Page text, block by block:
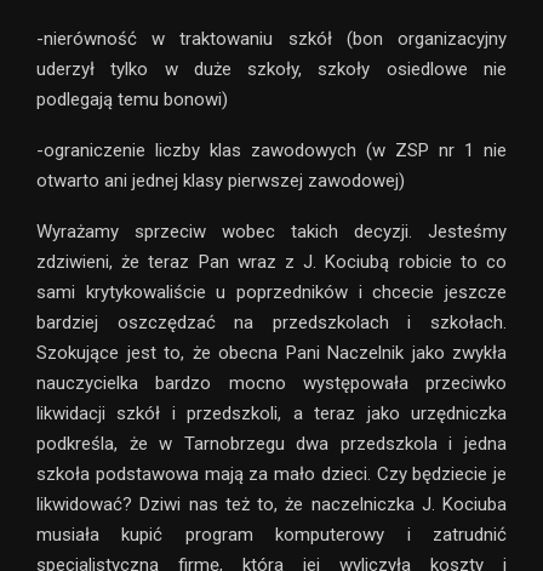
-nierówność w traktowaniu szkół (bon organizacyjny
uderzył tylko w duże szkoły, szkoły osiedlowe nie
podlegają temu bonowi)
-ograniczenie liczby klas zawodowych (w ZSP nr 1 nie
otwarto ani jednej klasy pierwszej zawodowej)
Wyrażamy sprzeciw wobec takich decyzji. Jesteśmy
zdziwieni, że teraz Pan wraz z J. Kociubą robicie to co
sami krytykowaliście u poprzedników i chcecie jeszcze
bardziej oszczędzać na przedszkolach i szkołach.
Szokujące jest to, że obecna Pani Naczelnik jako zwykła
nauczycielka bardzo mocno występowała przeciwko
likwidacji szkół i przedszkoli, a teraz jako urzędniczka
podkreśla, że w Tarnobrzegu dwa przedszkola i jedna
szkoła podstawowa mają za mało dzieci. Czy będziecie je
likwidować? Dziwi nas też to, że naczelniczka J. Kociuba
musiała kupić program komputerowy i zatrudnić
specjalistyczną firmę, która jej wyliczyła koszty i